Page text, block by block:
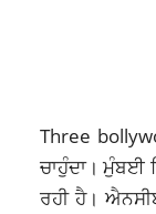
Three
ਚਾਹੁੰਦਾ। ਮੁੰਬਈ
ਰਹੀ ਹੈ।